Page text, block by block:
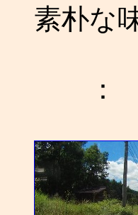
素朴な
：